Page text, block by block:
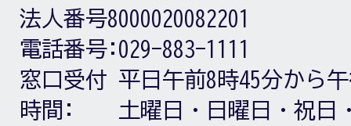
法人番号8000020082201
電話番号: 029-883-1111
窓口受付
時間:
平日午前8時45分から
土曜日・日曜日・祝日